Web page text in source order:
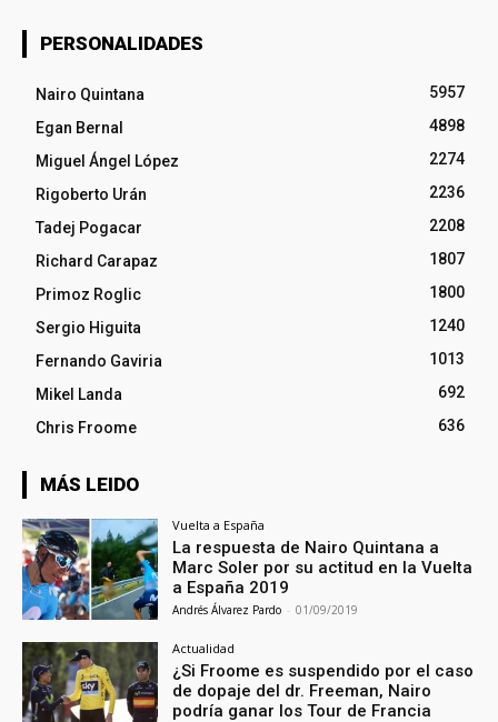
PERSONALIDADES
Nairo Quintana
5957
Egan Bernal
4898
Miguel Ángel López
2274
Rigoberto Urán
2236
Tadej Pogacar
2208
Richard Carapaz
1807
Primoz Roglic
1800
Sergio Higuita
1240
Fernando Gaviria
1013
Mikel Landa
692
Chris Froome
636
MÁS LEIDO
Vuelta a España
La respuesta de Nairo Quintana a
Marc Soler por su actitud en la Vuelta
a España 2019
Andrés Álvarez Pardo - 01/09/2019
Actualidad
¿Si Froome es suspendido por el caso
de dopaje del dr. Freeman, Nairo
podría ganar los Tour de Francia